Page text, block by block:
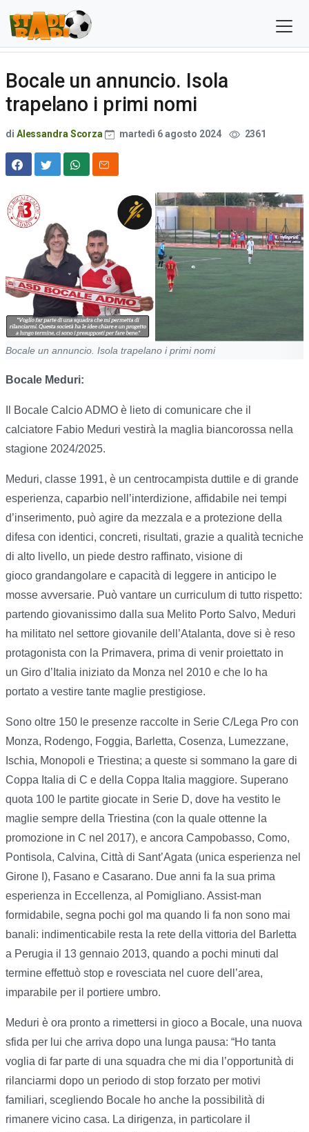
Bocale un annuncio. Isola
trapelano i primi nomi
di Alessandra Scorza martedì 6 agosto 2024 2361
Bocale un annuncio. Isola trapelano i primi nomi
Bocale Meduri:
Il Bocale Calcio ADMO è lieto di comunicare che il
calciatore Fabio Meduri vestirà la maglia biancorossa nella
stagione 2024/2025.
Meduri, classe 1991, è un centrocampista duttile e di grande
esperienza, caparbio nell’interdizione, affidabile nei tempi
d’inserimento, può agire da mezzala e a protezione della
difesa con identici, concreti, risultati, grazie a qualità tecniche
di alto livello, un piede destro raffinato, visione di
gioco grandangolare e capacità di leggere in anticipo le
mosse avversarie. Può vantare un curriculum di tutto rispetto:
partendo giovanissimo dalla sua Melito Porto Salvo, Meduri
ha militato nel settore giovanile dell’Atalanta, dove si è reso
protagonista con la Primavera, prima di venir proiettato in
un Giro d’Italia iniziato da Monza nel 2010 e che lo ha
portato a vestire tante maglie prestigiose.
Sono oltre 150 le presenze raccolte in Serie C/Lega Pro con
Monza, Rodengo, Foggia, Barletta, Cosenza, Lumezzane,
Ischia, Monopoli e Triestina; a queste si sommano la gare di
Coppa Italia di C e della Coppa Italia maggiore. Superano
quota 100 le partite giocate in Serie D, dove ha vestito le
maglie sempre della Triestina (con la quale ottenne la
promozione in C nel 2017), e ancora Campobasso, Como,
Pontisola, Calvina, Città di Sant’Agata (unica esperienza nel
Girone I), Fasano e Casarano. Due anni fa la sua prima
esperienza in Eccellenza, al Pomigliano. Assist-man
formidabile, segna pochi gol ma quando li fa non sono mai
banali: indimenticabile resta la rete della vittoria del Barletta
a Perugia il 13 gennaio 2013, quando a pochi minuti dal
termine effettuò stop e rovesciata nel cuore dell’area,
imparabile per il portiere umbro.
Meduri è ora pronto a rimettersi in gioco a Bocale, una nuova
sfida per lui che arriva dopo una lunga pausa: “Ho tanta
voglia di far parte di una squadra che mi dia l’opportunità di
rilanciarmi dopo un periodo di stop forzato per motivi
familiari, scegliendo Bocale ho anche la possibilità di
rimanere vicino casa. La dirigenza, in particolare il